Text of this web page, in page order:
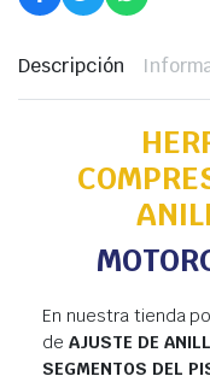
Descripción
En nuestra tienda
de AJUSTE DE
SEGMENTOS DEL